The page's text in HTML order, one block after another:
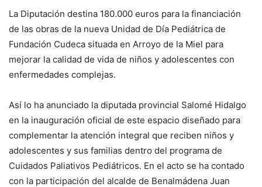
La Diputación destina 180.000 euros para la financiación
de las obras de la nueva Unidad de Día Pediátrica de
Fundación Cudeca situada en Arroyo de la Miel para
mejorar la calidad de vida de niños y adolescentes con
enfermedades complejas.
Así lo ha anunciado la diputada provincial Salomé Hidalgo
en la inauguración oficial de este espacio diseñado para
complementar la atención integral que reciben niños y
adolescentes y sus familias dentro del programa de
Cuidados Paliativos Pediátricos. En el acto se ha contado
con la participación del alcalde de Benalmádena Juan